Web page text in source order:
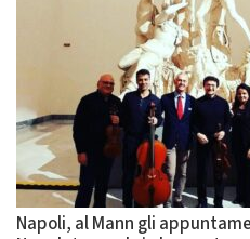
Napoli, al Mann gli